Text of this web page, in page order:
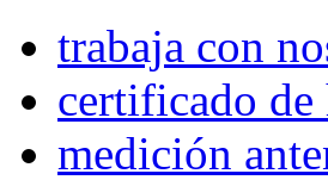
trabaja con
certificado
medición